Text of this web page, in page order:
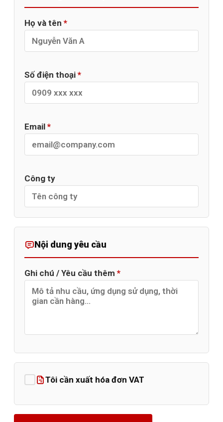
Họ và tên *
Số điện thoại *
Email *
Công ty
Nội dung yêu cầu
Ghi chú / Yêu cầu thêm *
Tôi cần xuất hóa đơn VAT